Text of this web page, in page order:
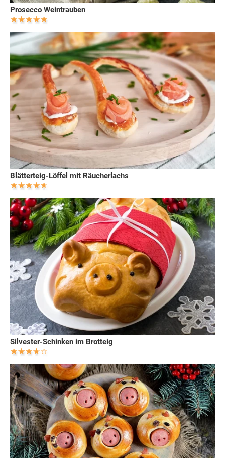
Prosecco Weintrauben
Blätterteig-Löffel mit Räucherlachs
Silvester-Schinken im Brotteig